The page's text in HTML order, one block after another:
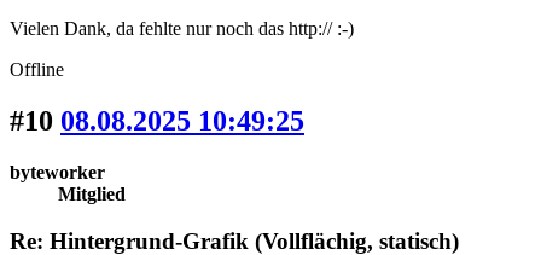
Vielen Dank, da fehlte nur noch das http:// :-)
Offline
#10 08.08.2025 10:49:25
byteworker
Mitglied
Re: Hintergrund-Grafik (Vollflächig, statisch)